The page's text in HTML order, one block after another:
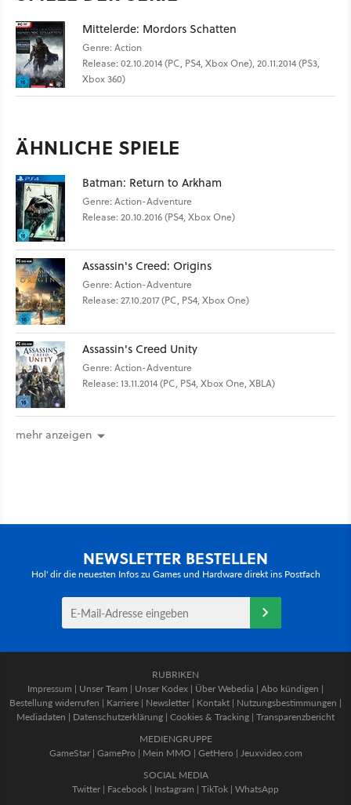
Mittelerde: Mordors Schatten
Genre: Action
Release: 02.10.2014 (PC, PS4, Xbox One), 20.11.2014 (PS3,
Xbox 360)
ÄHNLICHE SPIELE
Batman: Return to Arkham
Genre: Action-Adventure
Release: 20.10.2016 (PS4, Xbox One)
Assassin's Creed: Origins
Genre: Action-Adventure
Release: 27.10.2017 (PC, PS4, Xbox One)
Assassin's Creed Unity
Genre: Action-Adventure
Release: 13.11.2014 (PC, PS4, Xbox One, XBLA)
mehr anzeigen
NEWSLETTER BESTELLEN
Hol' dir die neuesten Infos zu Games und Hardware direkt ins Postfach
RUBRIKEN
Impressum | Unser Team | Unser Kodex | Über Webedia | Abo kündigen |
Bestellung widerrufen | Karriere | Newsletter | Kontakt | Nutzungsbestimmungen |
Mediadaten | Datenschutzerklärung | Cookies & Tracking | Transparenzbericht
MEDIENGRUPPE
GameStar| GamePro | Mein MMO | GetHero | Jeuxvideo.com
SOCIAL MEDIA
Twitter | Facebook | Instagram | TikTok | WhatsApp